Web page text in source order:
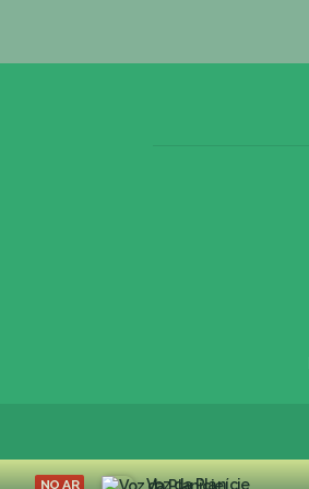
NO AR Voz da Planície